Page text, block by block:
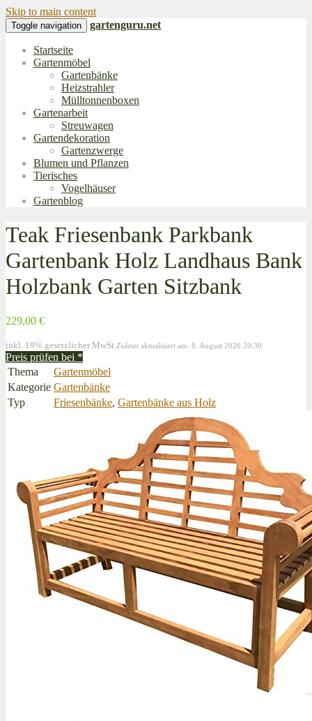
Skip to main content
Toggle navigation gartenguru.net
Startseite
Gartenmöbel
Gartenbänke
Heizstrahler
Mülltonnenboxen
Gartenarbeit
Streuwagen
Gartendekoration
Gartenzwerge
Blumen und Pflanzen
Tierisches
Vogelhäuser
Gartenblog
Teak Friesenbank Parkbank
Gartenbank Holz Landhaus Bank
Holzbank Garten Sitzbank
229,00 €
inkl. 19% gesetzlicher MwSt. Zuletzt aktualisiert am: 8. August 2026 20:30
Preis prüfen bei *
Thema
Gartenmöbel
Kategorie Gartenbänke
Typ
Friesenbänke, Gartenbänke aus Holz